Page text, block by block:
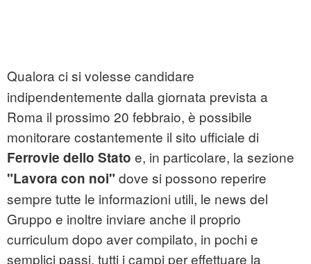
Qualora ci si volesse candidare
indipendentemente dalla giornata prevista a
Roma il prossimo 20 febbraio, è possibile
monitorare costantemente il sito ufficiale di
Ferrovie dello Stato e, in particolare, la sezione
"Lavora con noi" dove si possono reperire
sempre tutte le informazioni utili, le news del
Gruppo e inoltre inviare anche il proprio
curriculum dopo aver compilato, in pochi e
semplici passi, tutti i campi per effettuare la